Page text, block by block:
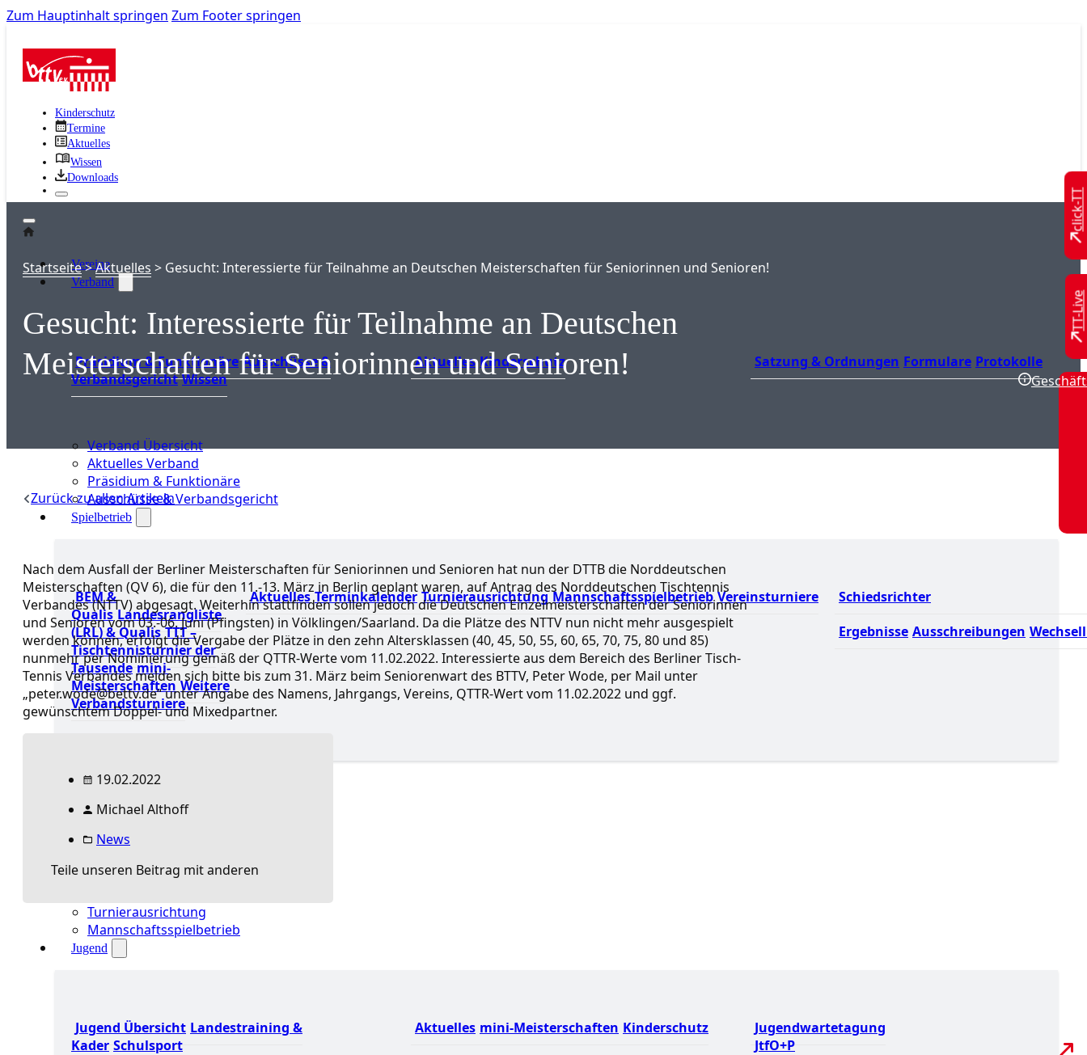
Zum Hauptinhalt springen Zum Footer springen
Kinderschutz
Termine
Aktuelles
Wissen
Downloads
Vereine
Verband
Präsidium & Funktionäre Ausschüsse &
Verbandsgericht Wissen
Aktuelles Kinderschutz Satzung & Ordnungen Formulare Protokolle
Verband Übersicht
Aktuelles Verband
Präsidium & Funktionäre
Ausschüsse & Verbandsgericht
Spielbetrieb
BEM &
Qualis Landesrangliste
(LRL) & Qualis TTT –
Tischtennisturnier der
Tausende mini-
Meisterschaften Weitere
Verbandsturniere
Aktuelles Terminkalender Turnierausrichtung Mannschaftsspielbetrieb Vereinsturniere
Schiedsrichter
Ergebnisse Ausschreibungen
Aktuelles Spielbetrieb
BEM & Qualis
TTT – Tischtennisturnier der Tausende
Weitere Verbandsturniere
Turnierausrichtung
Mannschaftsspielbetrieb
Jugend
Jugend Übersicht Landestraining &
Kader Schulsport
Aktuelles mini-Meisterschaften Kinderschutz
Jugendwartetagung
JtfO+P
Startseite>Aktuelles > Gesucht: Interessierte für Teilnahme an Deutschen Meisterschaften für Seniorinnen und Senioren!
Gesucht: Interessierte für Teilnahme an Deutschen
Meisterschaften für Seniorinnen und Senioren!
Zurück zu allen Artikeln
Nach dem Ausfall der Berliner Meisterschaften für Seniorinnen und Senioren hat nun der DTTB die Norddeutschen
Meisterschaften (QV 6), die für den 11.-13. März in Berlin geplant waren, auf Antrag des Norddeutschen Tischtennis
Verbandes (NTTV) abgesagt. Weiterhin stattfinden sollen jedoch die Deutschen Einzelmeisterschaften der Seniorinnen
und Senioren vom 03.-06. Juni (Pfingsten) in Völklingen/Saarland. Da die Plätze des NTTV nun nicht mehr ausgespielt
werden können, erfolgt die Vergabe der Plätze in den zehn Altersklassen (40, 45, 50, 55, 60, 65, 70, 75, 80 und 85)
nunmehr per Nominierung gemäß der QTTR-Werte vom 11.02.2022. Interessierte aus dem Bereich des Berliner Tisch-
Tennis Verbandes melden sich bitte bis zum 31. März beim Seniorenwart des BTTV, Peter Wode, per Mail unter
„peter.wode@bettv.de“ unter Angabe des Namens, Jahrgangs, Vereins, QTTR-Wert vom 11.02.2022 und ggf.
gewünschtem Doppel- und Mixedpartner.
19.02.2022
Michael Althoff
News
Teile unseren Beitrag mit anderen
click-TT
TT-Live